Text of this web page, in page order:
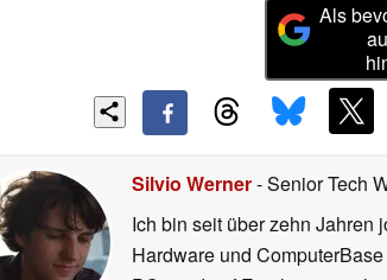
Als
Silvio Werner- Senior Tech
Ich bin seit über zehn Jahren
Hardware und